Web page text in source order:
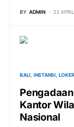
BY ADMIN 23
BALI INSTANSI
Kantor
Nasional